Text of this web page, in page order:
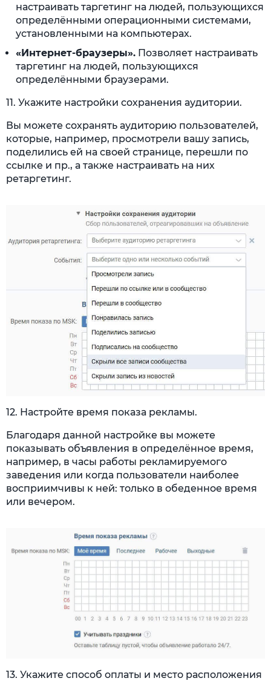
настраивать таргетинг на людей, пользующихся
определёнными операционными системами,
установленными на компьютерах.
«Интернет-браузеры». Позволяет настраивать
таргетинг на людей, пользующихся
определёнными браузерами.
11. Укажите настройки сохранения аудитории.
Вы можете сохранять аудиторию пользователей,
которые, например, просмотрели вашу запись,
поделились ей на своей странице, перешли по
ссылке и пр., а также настраивать на них
ретаргетинг.
12. Настройте время показа рекламы.
Благодаря данной настройке вы можете
показывать объявления в определённое время,
например, в часы работы рекламируемого
заведения или когда пользователи наиболее
восприимчивы к ней: только в обеденное время
или вечером.
13. Укажите способ оплаты и место расположения